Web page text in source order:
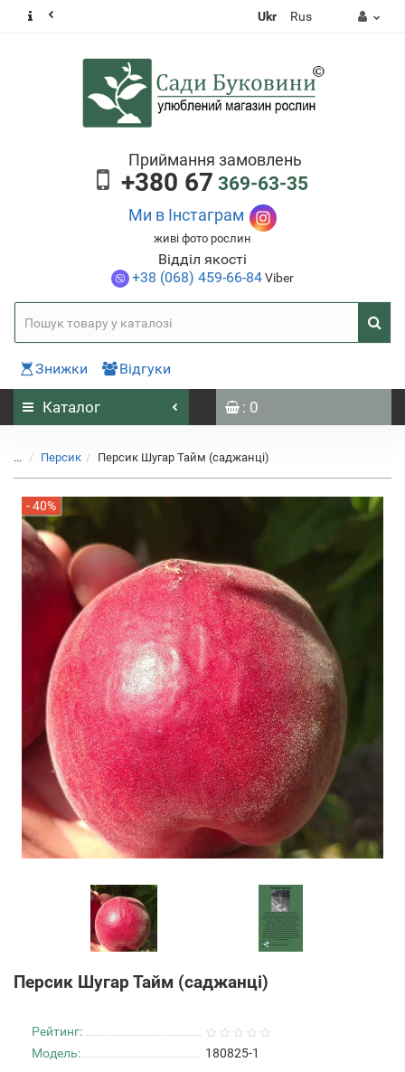
Ukr Rus
Приймання замовлень
+380 67 369-63-35
Ми в Інстаграм
живі фото рослин
Відділ якості
+38 (068) 459-66-84Viber
Знижки Відгуки
Каталог : 0
... Персик Персик Шугар Тайм (саджанці)
- 40%
Персик Шугар Тайм (саджанці)
Рейтинг:
Модель:
180825-1